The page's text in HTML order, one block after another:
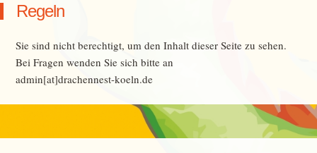
Regeln
Sie sind nicht berechtigt, um den Inhalt dieser Seite zu sehen.
Bei Fragen wenden Sie sich bitte an
admin[at]drachennest-koeln.de